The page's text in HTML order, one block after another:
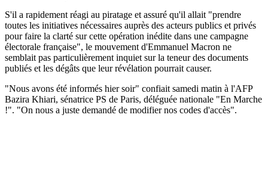
S'il a rapidement réagi au piratage et assuré qu'il allait "prendre
toutes les initiatives nécessaires auprès des acteurs publics et privés
pour faire la clarté sur cette opération inédite dans une campagne
électorale française", le mouvement d'Emmanuel Macron ne
semblait pas particulièrement inquiet sur la teneur des documents
publiés et les dégâts que leur révélation pourrait causer.
"Nous avons été informés hier soir" confiait samedi matin à l'AFP
Bazira Khiari, sénatrice PS de Paris, déléguée nationale "En Marche
!". "On nous a juste demandé de modifier nos codes d'accès".